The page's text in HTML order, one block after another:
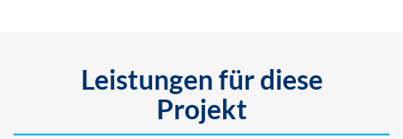
Leistungen für diese
Projekt